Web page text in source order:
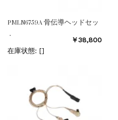
PMLN6759A 骨伝導ヘッドセッ
ト
￥38,800
在庫状態: []